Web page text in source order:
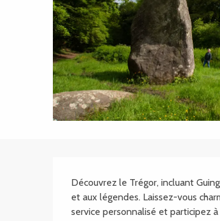
Découvrez le Trégor, incluant
et aux légendes. Laissez-vous
service personnalisé et participez